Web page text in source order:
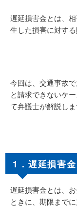
遅延損害金とは、
生した損害に対する
今回は、交通事故
と請求できないケ
て弁護士が解説しま
1．遅延損害
遅延損害金とは、
ときに、期限まで